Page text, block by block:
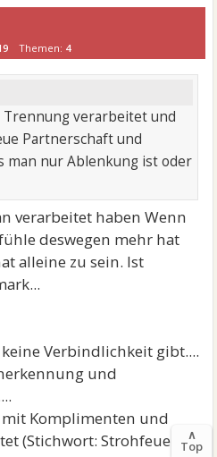
Themen: 4
Trennung verarbeitet und
Partnerschaft und
man nur Ablenkung ist oder
verarbeitet haben Wenn
deswegen mehr hat
alleine zu sein. Ist
Verbindlichkeit gibt....
und
Komplimenten und
(Stichwort: Strohfeuer)...∧
Top